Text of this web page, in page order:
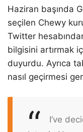
Haziran başında
seçilen Chewy
Twitter
bilgisini artırmak
duyurdu. Ayrıca
nasıl geçirmesi
I’ve